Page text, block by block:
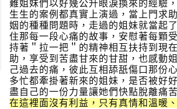
難姐妹們以好幾公升眼淚換來的經驗
生生的案例都真實上演過，當上門求
姻的種種問題時，走過的姐妹就當起
住那每一段心痛的故事，安慰著每顆
持著＂拉一把＂的精神相互扶持到現
助，享受到苦盡甘來的甘甜，也感動
己過去的痛，彼此互相舔舐傷口那份
多忙都牽掛著新來的姐妹，是否被好
盡自己的一份力量讓她們快點脫離痛
在這裡面沒有利益，只有真情和溫暖